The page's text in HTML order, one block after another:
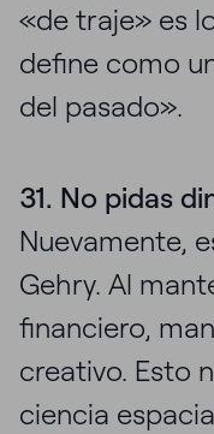
«de traje» es
define como
del pasado».
31. No pidas
Nuevamente,
Gehry. Al
financiero,
creativo. Esto
ciencia